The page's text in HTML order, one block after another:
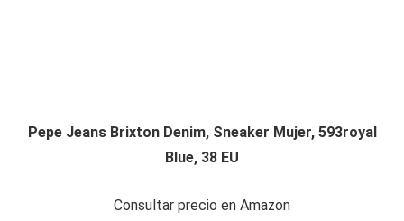
Pepe Jeans Brixton Denim, Sneaker Mujer, 593royal
Blue, 38 EU
Consultar precio en Amazon